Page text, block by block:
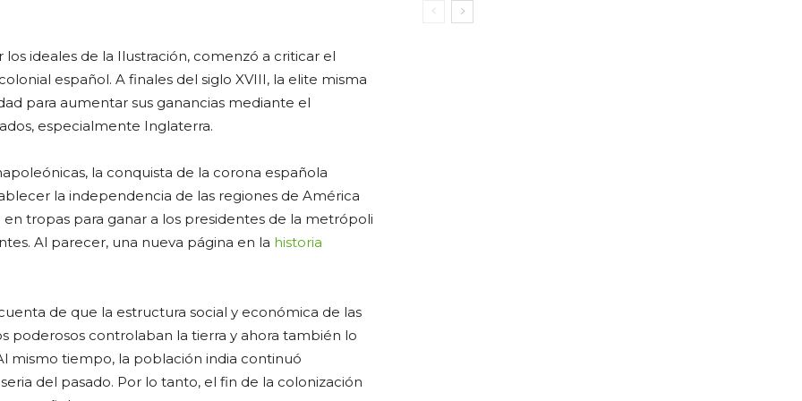
ideales de la Ilustración, comenzó a criticar el
español. A finales del siglo XVIII, la elite misma
para aumentar sus ganancias mediante el
especialmente Inglaterra.
la conquista de la corona española
la independencia de las regiones de América
tropas para ganar a los presidentes de la metrópoli
Al parecer, una nueva página en la historia
de que la estructura social y económica de las
poderosos controlaban la tierra y ahora también lo
mismo tiempo, la población india continuó
del pasado. Por lo tanto, el fin de la colonización